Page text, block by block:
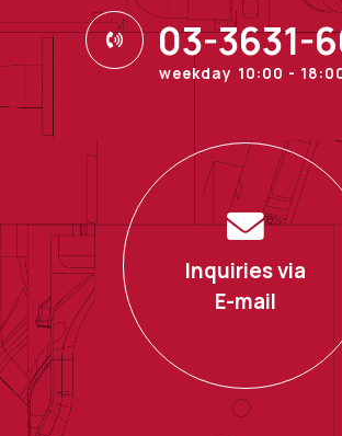
03-3631-
weekday 10:00 -
Inquiries via
E-mail